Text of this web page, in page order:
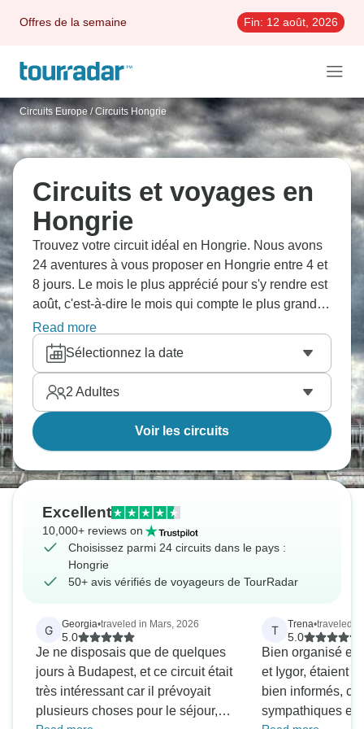
Offres de la semaine Fin: 12 août, 2026
Circuits Europe / Circuits Hongrie
Circuits et voyages en
Hongrie
Trouvez votre circuit idéal en Hongrie. Nous avons
24 aventures à vous proposer en Hongrie entre 4 et
8 jours. Le mois le plus apprécié pour s'y rendre est
août, c'est-à-dire le mois qui compte le plus grand
nombre de départs.
Read more
Sélectionnez la date
2 Adultes
Voir les circuits
Excellent
10,000+ reviews on
Choisissez parmi 24 circuits dans le pays :
Hongrie
50+ avis vérifiés de voyageurs de TourRadar
G Georgia•traveled in Mars, 2026
5.0
Je ne disposais que de quelques
jours à Budapest, et ce circuit était
très intéressant car il prévoyait
plusieurs choses pour le séjour,
T Trena•traveled
5.0
Bien organisé et
et Iygor, étaient
bien informés,
sympathiques et